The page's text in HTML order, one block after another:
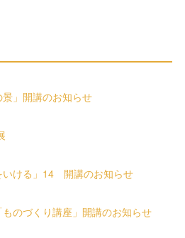
」開講のお知らせ
いける」14 開講のお知らせ
ものづくり講座」開講のお知らせ